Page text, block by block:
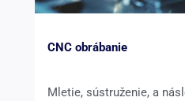
CNC obrábanie
Mletie, sústruženie, a